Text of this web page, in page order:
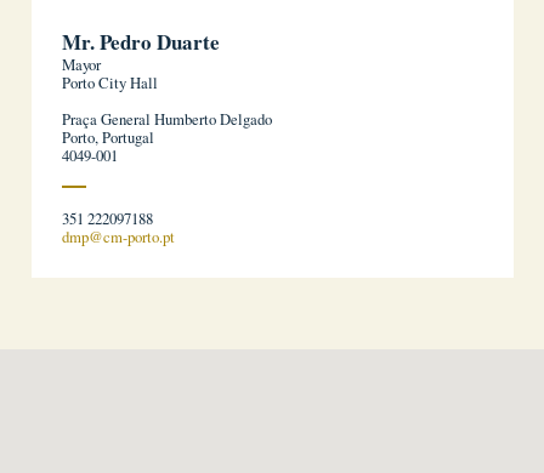
Mr. Pedro Duarte
Mayor
Porto City Hall
Praça General Humberto Delgado
Porto, Portugal
4049-001
351 222097188
dmp@cm-porto.pt